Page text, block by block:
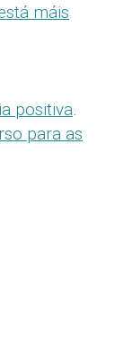
máis
positiva.
para as